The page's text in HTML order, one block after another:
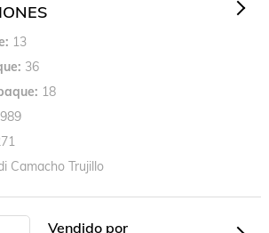
13
36
18
Camacho Trujillo
Vendido por